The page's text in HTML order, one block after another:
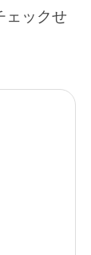
ェックせ